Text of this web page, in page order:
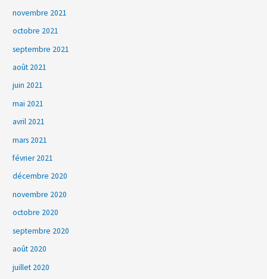
novembre 2021
octobre 2021
septembre 2021
août 2021
juin 2021
mai 2021
avril 2021
mars 2021
février 2021
décembre 2020
novembre 2020
octobre 2020
septembre 2020
août 2020
juillet 2020